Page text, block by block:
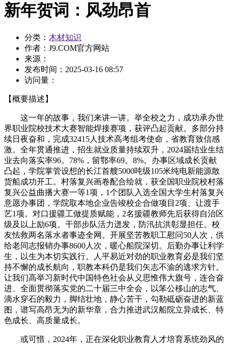
新年贺词：风劲昂首
分类： 木材知识
作者：J9.COM官方网站
来源：
发布时间： 2025-03-16 08:57
访问量：
【概要描述】
这一年的故事，我们来讲一讲。举全校之力，成功承办世
界职业院校技术大赛智能焊接赛项，获评凸起贡献。多部分持
续日夜奋和，完成32415人技术高考组考使命，省教育致信感
激。全年贯通推进，招生就业质量持续双升，2024届结业生结
业去向落实率96。78%，留鄂率69。8%。办事区域成长贡献
凸起，学院掌管设想的长江首艘5000吨级105米纯电新能源散
货船成功开工。村落复兴画卷配合绘就，获全国职业院校村落
复兴公益曲播大赛一等1项，1个团队入选全国大学生村落复兴
意愿办事团，学院取本地企业告竣校企合做项目2项、让渡手
艺1项。对口援疆工做提质赋能，2名援疆教师先后获得自治区
级及以上励6项。干部步队活力迸发，防汛抗洪彰显担任。校
友怯救两名落水者事迹全网。开展坚苦教职工慰问50人次，供
给老同志报销办事8600人次，暖心船院深切。后勤办事让利学
生，以生为本切实践行。人平易近对劲的职业教育必是我们坚
持不懈的成长航向，职教本科仍是我们矢志不渝的逃求方针。
让我们高举习新时代中国特色社会从义思惟伟大旗号，连合奋
进、全面贯彻落实党的二十届三中全会，以笨公移山的志气、
滴水穿石的毅力，脚结壮地，静心苦干，勾勒砥砺奋进的新蓝
图，谱写高昂无为的新华章，合力推进武汉船院立异成长、特
色成长、高质量成长。
或可惜，2024年，正在深化职业教育人才培育系统劲风的